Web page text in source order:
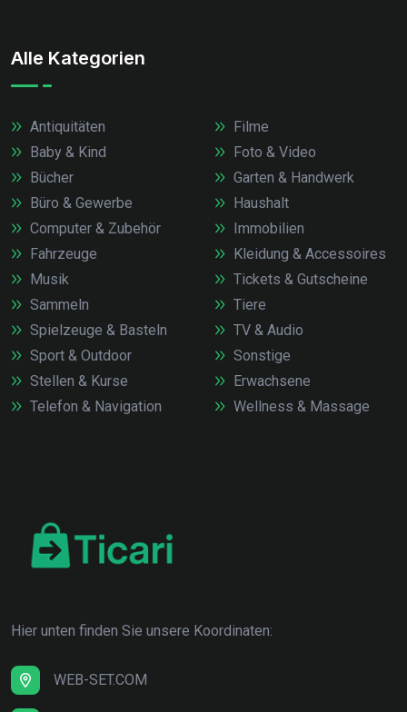
Alle Kategorien
Antiquitäten
Baby & Kind
Bücher
Büro & Gewerbe
Computer & Zubehör
Fahrzeuge
Filme
Foto & Video
Garten & Handwerk
Haushalt
Immobilien
Kleidung & Accessoires
Musik
Sammeln
Spielzeuge & Basteln
Sport & Outdoor
Stellen & Kurse
Telefon & Navigation
Tickets & Gutscheine
Tiere
TV & Audio
Sonstige
Erwachsene
Wellness & Massage
Hier unten finden Sie unsere Koordinaten:
WEB-SET.COM